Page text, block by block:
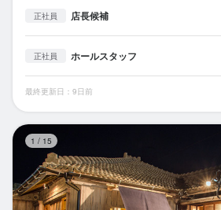
正社員 店長候補
正社員 ホールスタッフ
最終更新日：9日前
1 / 15